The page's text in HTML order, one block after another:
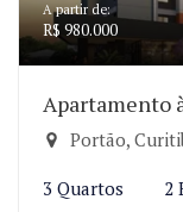
A partir de:
R$ 980.000
Apartamento
Portão,
3 Quartos 2